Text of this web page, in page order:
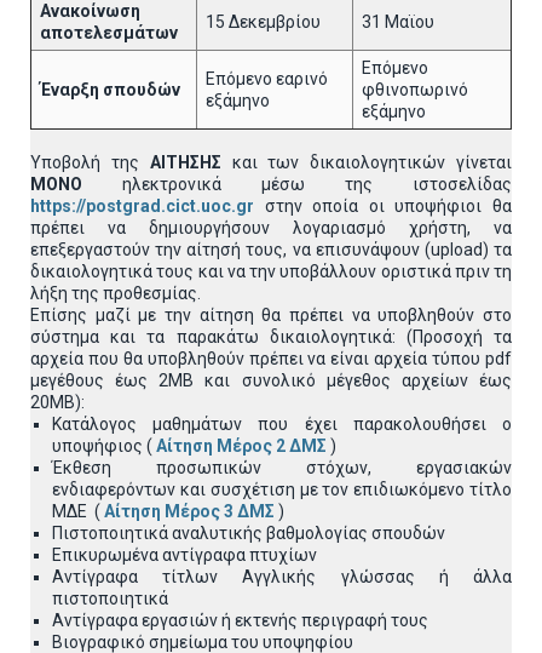
Ανακοίνωση
αποτελεσμάτων
15 Δεκεμβρίου 31 Μαϊου
Έναρξη σπουδών
Επόμενο εαρινό
εξάμηνο
Επόμενο
φθινοπωρινό
εξάμηνο
Υποβολή της ΑΙΤΗΣΗΣ και των δικαιολογητικών γίνεται
MONO ηλεκτρονικά μέσω της ιστοσελίδας
https://postgrad.cict.uoc.gr στην οποία οι υποψήφιοι θα
πρέπει να δημιουργήσουν λογαριασμό χρήστη, να
επεξεργαστούν την αίτησή τους, να επισυνάψουν (upload) τα
δικαιολογητικά τους και να την υποβάλλουν οριστικά πριν τη
λήξη της προθεσμίας.
Επίσης μαζί με την αίτηση θα πρέπει να υποβληθούν στο
σύστημα και τα παρακάτω δικαιολογητικά: (Προσοχή τα
αρχεία που θα υποβληθούν πρέπει να είναι αρχεία τύπου pdf
μεγέθους έως 2ΜΒ και συνολικό μέγεθος αρχείων έως
20ΜΒ):
Κατάλογος μαθημάτων που έχει παρακολουθήσει ο
υποψήφιος ( Αίτηση Μέρος 2 ΔΜΣ )
Έκθεση προσωπικών στόχων, εργασιακών
ενδιαφερόντων και συσχέτιση με τον επιδιωκόμενο τίτλο
ΜΔΕ ( Αίτηση Μέρος 3 ΔΜΣ )
Πιστοποιητικά αναλυτικής βαθμολογίας σπουδών
Επικυρωμένα αντίγραφα πτυχίων
Αντίγραφα τίτλων Αγγλικής γλώσσας ή άλλα
πιστοποιητικά
Αντίγραφα εργασιών ή εκτενής περιγραφή τους
Βιογραφικό σημείωμα του υποψηφίου